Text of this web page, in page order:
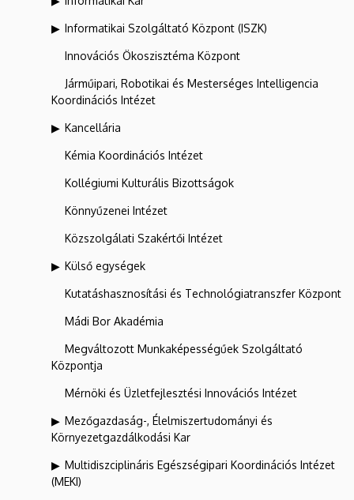
Informatikai Szolgáltató Központ (ISZK)
Innovációs Ökoszisztéma Központ
Járműipari, Robotikai és Mesterséges Intelligencia
Koordinációs Intézet
Kancellária
Kémia Koordinációs Intézet
Kollégiumi Kulturális Bizottságok
Könnyűzenei Intézet
Közszolgálati Szakértői Intézet
Külső egységek
Kutatáshasznosítási és Technológiatranszfer Központ
Mádi Bor Akadémia
Megváltozott Munkaképességűek Szolgáltató
Központja
Mérnöki és Üzletfejlesztési Innovációs Intézet
Mezőgazdaság-, Élelmiszertudományi és
Környezetgazdálkodási Kar
Multidiszciplináris Egészségipari Koordinációs Intézet
(MEKI)